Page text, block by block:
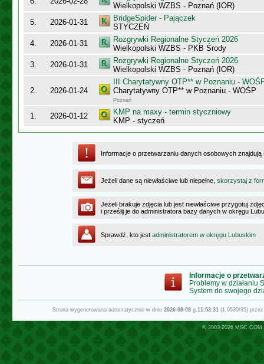
Wielkopolski WZBS - Poznań (IOR)
5.
2026-01-31
BridgeSpider - Pajączek
STYCZEŃ
4.
2026-01-31
Rozgrywki Regionalne Styczeń 2026
Wielkopolski WZBS - PKB Środy
3.
2026-01-31
Rozgrywki Regionalne Styczeń 2026
Wielkopolski WZBS - Poznań (IOR)
2. 2026-01-24
III Charytatywny OTP** w Poznaniu -
Charytatywny OTP** w Poznaniu - WOŚP
Poznań
1. 2026-01-12
KMP na maxy - termin styczniowy
KMP - styczeń
Informacje o przetwarzaniu danych osobowych
Jeżeli dane są niewłaściwe lub niepełne, skorzystaj z
Jeżeli brakuje zdjęcia lub jest niewłaściwe przygotuj
i prześlij je do administratora bazy danych w okręgu
Sprawdź, kto jest administratorem w okręgu Lubuskim
Informacje o
Problemy w działaniu
System do swojego
Strona wygenerowana automatycznie w dniu 2026-08-08g.11:53:31(1.0530/35)
© 2003-2026